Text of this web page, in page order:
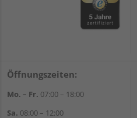
Öffnungszeiten:
Mo. – Fr. 07:00 – 18:00
Sa. 08:00 – 12:00